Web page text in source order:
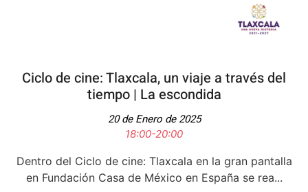
Ciclo de cine: Tlaxcala, un viaje a través del
tiempo​ | La escondida
20 de Enero de 2025
18:00-20:00
Dentro del Ciclo de cine: Tlaxcala en la gran pantalla
en Fundación Casa de México en España se rea...